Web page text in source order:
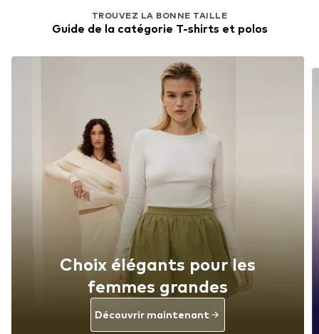
TROUVEZ LA BONNE TAILLE
Guide de la catégorie T-shirts et polos
Choix élégants pour les
femmes grandes
Découvrir maintenant